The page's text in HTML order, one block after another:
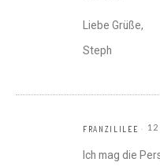
Liebe Grüße,
Steph
FRANZILILEE
Ich mag die